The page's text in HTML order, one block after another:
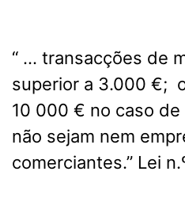
“ … transacções de
superior a 3.000 €;
10 000 € no caso
não sejam nem
comerciantes.” Lei